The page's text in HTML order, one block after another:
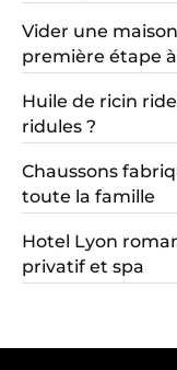
Vider une
première étape
Huile de ricin
ridules ?
Chaussons
toute la famille
Hotel Lyon
privatif et spa